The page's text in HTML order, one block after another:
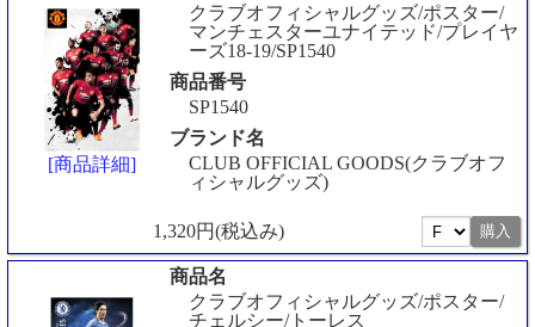
[商品詳細]
クラブオフィシャルグッズ/ポスター/
マンチェスターユナイテッド/プレイヤ
ーズ18-19/SP1540
商品番号
SP1540
ブランド名
CLUB OFFICIAL GOODS(クラブオフ
ィシャルグッズ)
1,320円(税込み)
商品名
クラブオフィシャルグッズ/ポスター/
チェルシー/トーレス